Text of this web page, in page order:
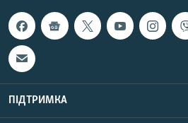
ПІДТРИМКА